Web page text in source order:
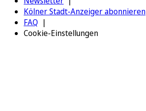
Kölner Stadt-Anzeiger abonnieren
FAQ
Cookie-Einstellungen